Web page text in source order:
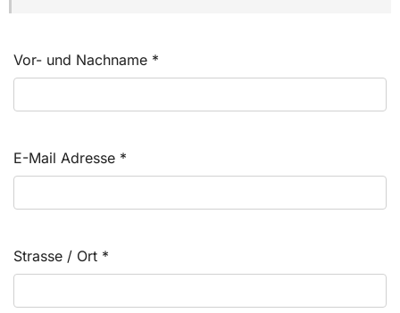
Vor- und Nachname *
E-Mail Adresse *
Strasse / Ort *